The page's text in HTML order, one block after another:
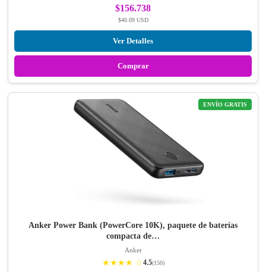
$156.738
$40.09 USD
Ver Detalles
Comprar
ENVÍO GRATIS
Anker Power Bank (PowerCore 10K), paquete de baterías
compacta de…
Anker
★★★★ ☆4.5(150)